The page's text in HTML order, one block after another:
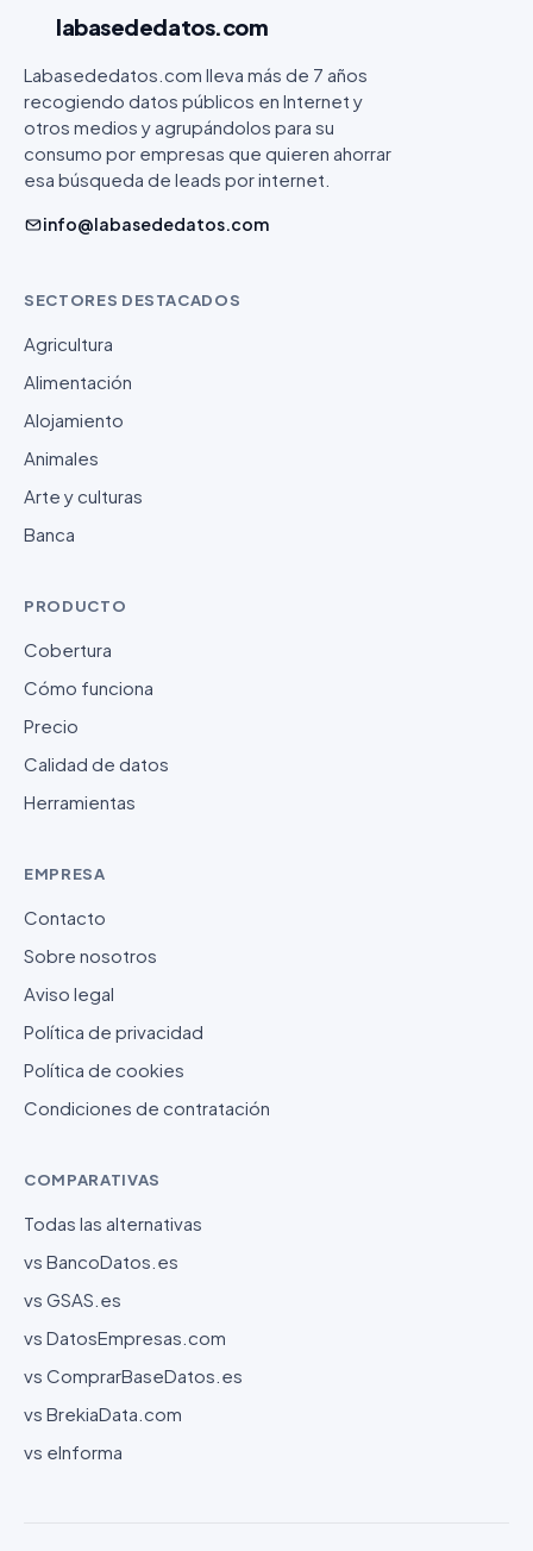
labasededatos.com
Labasededatos.com lleva más de 7 años
recogiendo datos públicos en Internet y
otros medios y agrupándolos para su
consumo por empresas que quieren ahorrar
esa búsqueda de leads por internet.
info@labasededatos.com
SECTORES DESTACADOS
Agricultura
Alimentación
Alojamiento
Animales
Arte y culturas
Banca
PRODUCTO
Cobertura
Cómo funciona
Precio
Calidad de datos
Herramientas
EMPRESA
Contacto
Sobre nosotros
Aviso legal
Política de privacidad
Política de cookies
Condiciones de contratación
COMPARATIVAS
Todas las alternativas
vs BancoDatos.es
vs GSAS.es
vs DatosEmpresas.com
vs ComprarBaseDatos.es
vs BrekiaData.com
vs eInforma